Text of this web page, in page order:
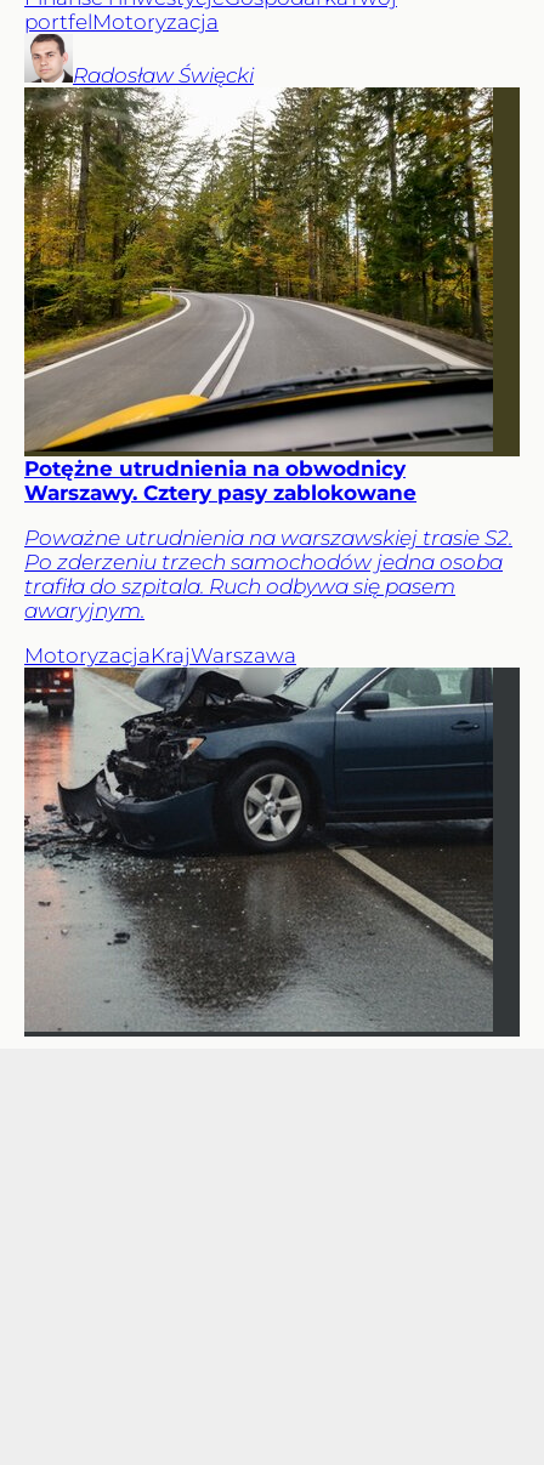
portfelMotoryzacja
Radosław Święcki
Potężne utrudnienia na obwodnicy
Warszawy. Cztery pasy zablokowane
Poważne utrudnienia na warszawskiej trasie S2.
Po zderzeniu trzech samochodów jedna osoba
trafiła do szpitala. Ruch odbywa się pasem
awaryjnym.
MotoryzacjaKrajWarszawa